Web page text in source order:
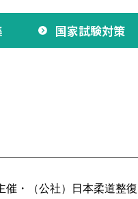
国家試験対策
・（公社）日本柔道整